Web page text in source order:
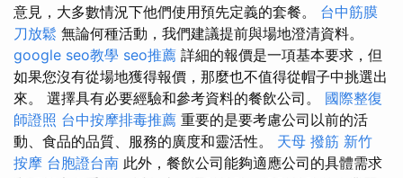
意見，大多數情況下他們使用預先定義的套餐。 台中筋膜
刀放鬆 無論何種活動，我們建議提前與場地澄清資料。
google seo教學 seo推薦 詳細的報價是一項基本要求，但
如果您沒有從場地獲得報價，那麼也不值得從帽子中挑選出
來。 選擇具有必要經驗和參考資料的餐飲公司。 國際整復
師證照 台中按摩排毒推薦 重要的是要考慮公司以前的活
動、食品的品質、服務的廣度和靈活性。 天母 撥筋 新竹
按摩 台胞證台南 此外，餐飲公司能夠適應公司的具體需求